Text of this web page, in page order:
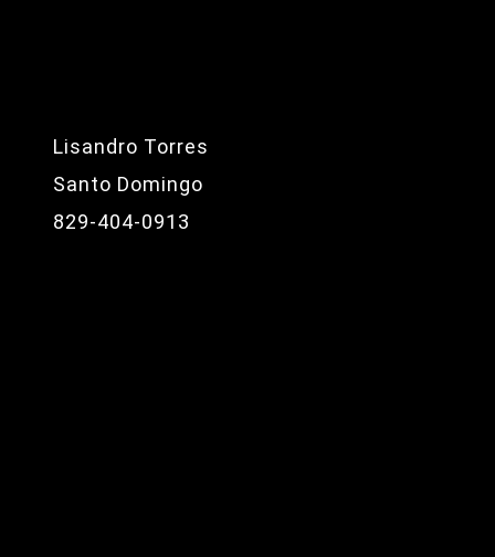
Lisandro Torres
Santo Domingo
829-404-0913